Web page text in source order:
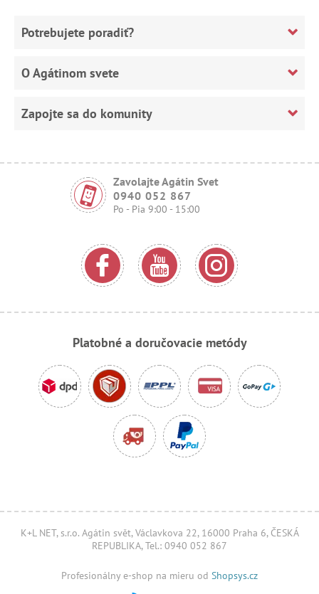
Potrebujete poradiť?
O Agátinom svete
Zapojte sa do komunity
Zavolajte Agátin Svet
0940 052 867
Po - Pia 9:00 - 15:00
Platobné a doručovacie metódy
K+L NET, s.r.o. Agátin svět, Václavkova 22, 16000 Praha 6, ČESKÁ
REPUBLIKA, Tel.: 0940 052 867
Profesionálny e-shop na mieru od Shopsys.cz